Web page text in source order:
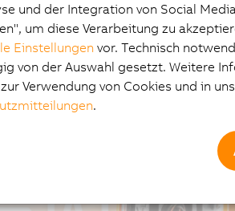
und der Integration von Social
um diese Verarbeitung zu
Einstellungen vor. Technisch
von der Auswahl gesetzt. Weitere
Verwendung von Cookies und in
.